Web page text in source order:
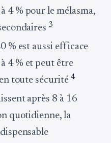
4 % pour le mélasma,
3
% est aussi efficace
4 % et peut être
toute sécurité 4
après 8 à 16
quotidienne, la